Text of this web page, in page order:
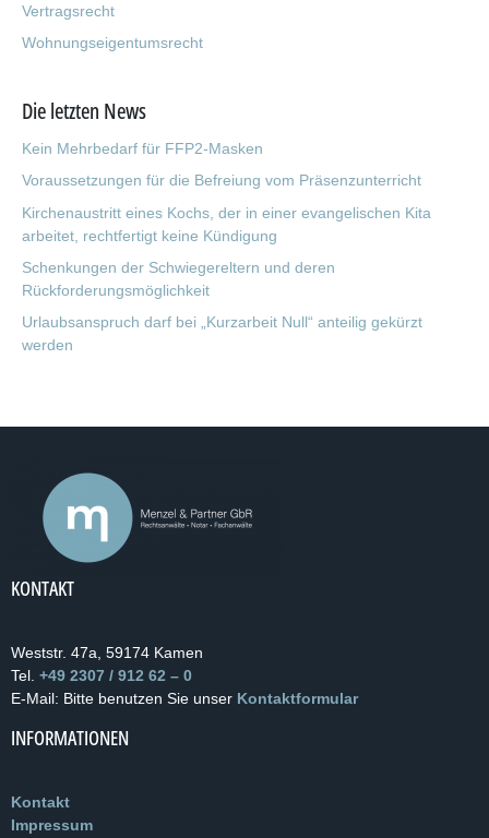
Vertragsrecht
Wohnungseigentumsrecht
Die letzten News
Kein Mehrbedarf für FFP2-Masken
Voraussetzungen für die Befreiung vom Präsenzunterricht
Kirchenaustritt eines Kochs, der in einer evangelischen Kita
arbeitet, rechtfertigt keine Kündigung
Schenkungen der Schwiegereltern und deren
Rückforderungsmöglichkeit
Urlaubsanspruch darf bei „Kurzarbeit Null“ anteilig gekürzt
werden
KONTAKT
Weststr. 47a, 59174 Kamen
Tel. +49 2307 / 912 62 – 0
E-Mail: Bitte benutzen Sie unser Kontaktformular
INFORMATIONEN
Kontakt
Impressum